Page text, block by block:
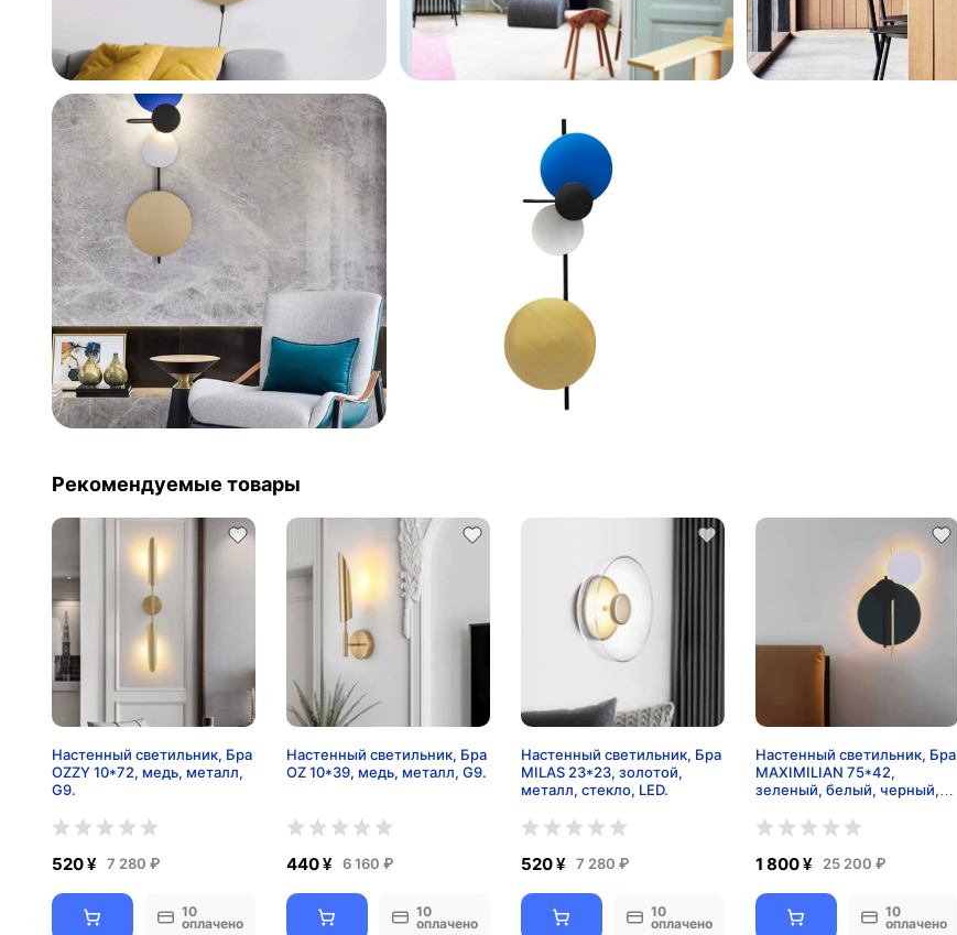
Рекомендуемые товары
Настенный светильник, Бра
OZZY 10*72, медь, металл,
G9.
520 ¥ 7 280 ₽
10
оплачено
Настенный светильник, Бра
OZ 10*39, медь, металл, G9.
440 ¥ 6 160 ₽
10
оплачено
Настенный светильник, Бра
MILAS 23*23, золотой,
металл, стекло, LED.
520 ¥ 7 280 ₽
10
оплачено
Настенный светильник, Бра
MAXIMILIAN 75*42,
зеленый, белый, черный,
1 800 ¥ 25 200 ₽
10
оплачено